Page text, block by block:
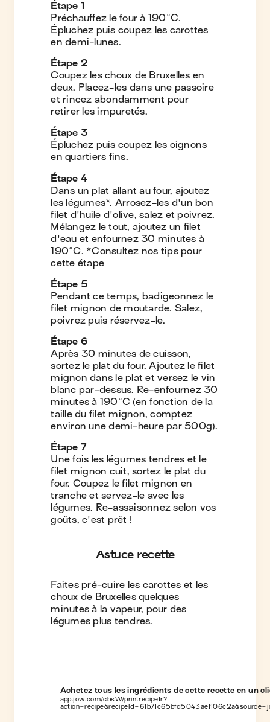
Étape 1
Préchauffez le four à 190°C.
Épluchez puis coupez les carottes
en demi-lunes.
Étape 2
Coupez les choux de Bruxelles en
deux. Placez-les dans une passoire
et rincez abondamment pour
retirer les impuretés.
Étape 3
Épluchez puis coupez les oignons
en quartiers fins.
Étape 4
Dans un plat allant au four, ajoutez
les légumes*. Arrosez-les d'un bon
filet d'huile d'olive, salez et poivrez.
Mélangez le tout, ajoutez un filet
d'eau et enfournez 30 minutes à
190°C. *Consultez nos tips pour
cette étape
Étape 5
Pendant ce temps, badigeonnez le
filet mignon de moutarde. Salez,
poivrez puis réservez-le.
Étape 6
Après 30 minutes de cuisson,
sortez le plat du four. Ajoutez le filet
mignon dans le plat et versez le vin
blanc par-dessus. Re-enfournez 30
minutes à 190°C (en fonction de la
taille du filet mignon, comptez
environ une demi-heure par 500g).
Étape 7
Une fois les légumes tendres et le
filet mignon cuit, sortez le plat du
four. Coupez le filet mignon en
tranche et servez-le avec les
légumes. Re-assaisonnez selon vos
goûts, c'est prêt !
Astuce recette
Faites pré-cuire les carottes et les
choux de Bruxelles quelques
minutes à la vapeur, pour des
légumes plus tendres.
Achetez tous les ingrédients de cette recette en un
app.jow.com/cbsW/printrecipefr?